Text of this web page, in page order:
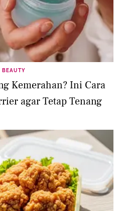
BEAUTY
Kemerahan? Ini Cara
agar Tetap Tenang